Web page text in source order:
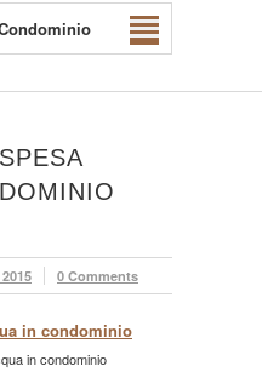
0 Comments
in condominio